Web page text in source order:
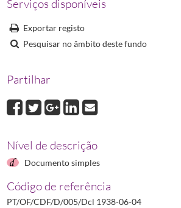
Dcl 1966-08-20 Declaração de ter sido
Dcl 1994-07-29_n102
Serviços disponíveis
Exportar registo
Pesquisar no âmbito deste fundo
Partilhar
Nível de descrição
Documento simples
Código de referência
PT/OF/CDF/D/005/Dcl 1938-06-04